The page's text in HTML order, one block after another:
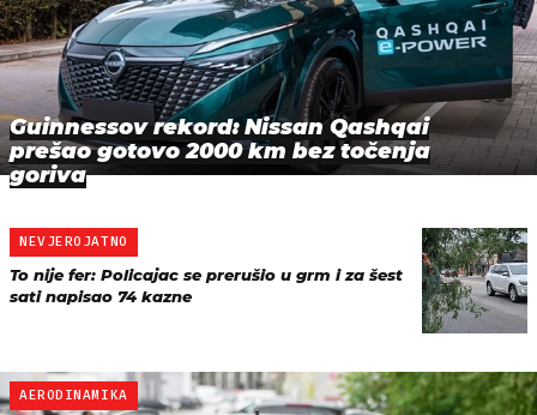
Guinnessov rekord: Nissan Qashqai
prešao gotovo 2000 km bez točenja
goriva
NEVJEROJATNO
To nije fer: Policajac se prerušio u grm i za šest
sati napisao 74 kazne
AERODINAMIKA